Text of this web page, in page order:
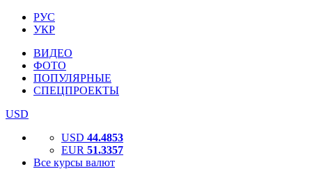
РУС
УКР
ВИДЕО
ФОТО
ПОПУЛЯРНЫЕ
СПЕЦПРОЕКТЫ
USD
USD 44.4853
EUR 51.3357
Все курсы валют